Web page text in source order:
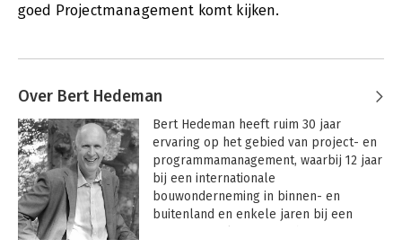
goed Projectmanagement komt kijken.
Over Bert Hedeman
Bert Hedeman heeft ruim 30 jaar
ervaring op het gebied van project- en
programmamanagement, waarbij 12 jaar
bij een internationale
bouwonderneming in binnen- en
buitenland en enkele jaren bij een